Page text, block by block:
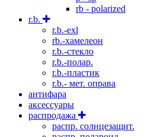
rb - polarized
r.b.
r.b.-exl
rb.-хамелеон
r.b.-стекло
r.b.-полар.
r.b.-пластик
r.b.- мет. оправа
антифара
аксессуары
распродажа
распр. солнцезащит.